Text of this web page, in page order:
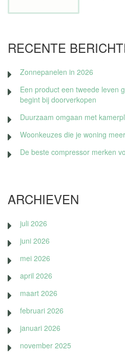
RECENTE
Zonnepanelen in 2026
Een product een tweede leven
begint bij doorverkopen
Duurzaam omgaan met
Woonkeuzes die je woning
De beste compressor merken
ARCHIEVEN
juli 2026
juni 2026
mei 2026
april 2026
maart 2026
februari 2026
januari 2026
november 2025